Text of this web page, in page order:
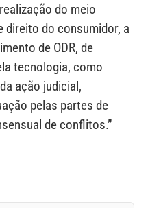
do meio
direito do consumidor, a
de ODR, de
tecnologia, como
ação judicial,
pelas partes de
de conflitos.”